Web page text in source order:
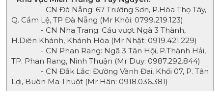
- CN Đà Nẵng: 67 Trường Sơn, P.Hòa Thọ Tây,
Q. Cẩm Lệ, TP Đà Nẵng (Mr Khôi: 0799.219.123)
- CN Nha Trang: Cầu vượt Ngã 3 Thành,
H.Diên Khánh, Khánh Hòa (Mr Nhật: 0919.421.229)
- CN Phan Rang: Ngã 3 Tân Hội, P.Thành Hải,
TP. Phan Rang, Ninh Thuận (Mr Duy: 0987.292.844)
- CN Đắk Lắc: Đường Vành Đai, Khối 07, P. Tân
Lợi, Buôn Ma Thuột (Mr Hân: 0918.036.381)